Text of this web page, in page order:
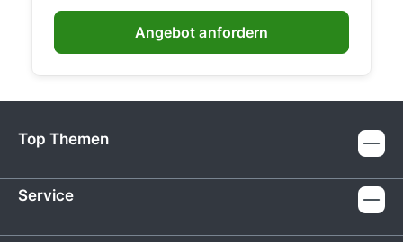
Angebot anfordern
Top Themen
Service